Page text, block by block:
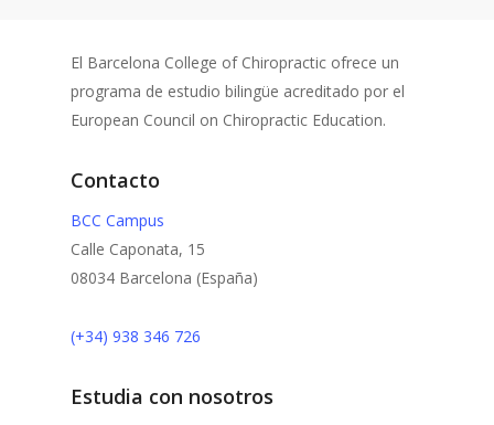
El Barcelona College of Chiropractic ofrece un
programa de estudio bilingüe acreditado por el
European Council on Chiropractic Education.
Contacto
BCC Campus
Calle Caponata, 15
08034 Barcelona (España)
(+34) 938 346 726
Estudia con nosotros